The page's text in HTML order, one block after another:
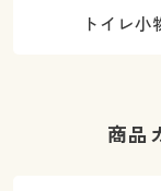
トイレ小
商品